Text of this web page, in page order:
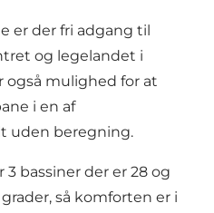
er der fri adgang til
og legelandet i
også mulighed for at
i en af
uden beregning.
bassiner der er 28 og
så komforten er i